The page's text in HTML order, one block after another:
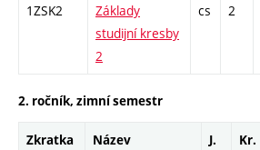
1ZSK2
Základy
studijní kresby
2
cs 2
2. ročník, zimní semestr
Zkratka Název J. Kr.